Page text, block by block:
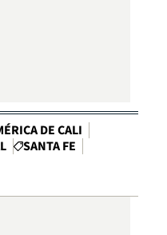
DE CALI
SANTA FE